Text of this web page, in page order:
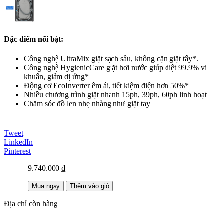
Đặc điểm nổi bật:
Công nghệ UltraMix giặt sạch sâu, không cặn giặt tẩy*.
Công nghệ HygienicCare giặt hơi nước giúp diệt 99.9% vi
khuẩn, giảm dị ứng*
Động cơ EcoInverter êm ái, tiết kiệm điện hơn 50%*
Nhiều chương trình giặt nhanh 15ph, 39ph, 60ph linh hoạt
Chăm sóc đồ len nhẹ nhàng như giặt tay
Tweet
LinkedIn
Pinterest
9.740.000 ₫
Mua ngay Thêm vào giỏ
Địa chỉ còn hàng